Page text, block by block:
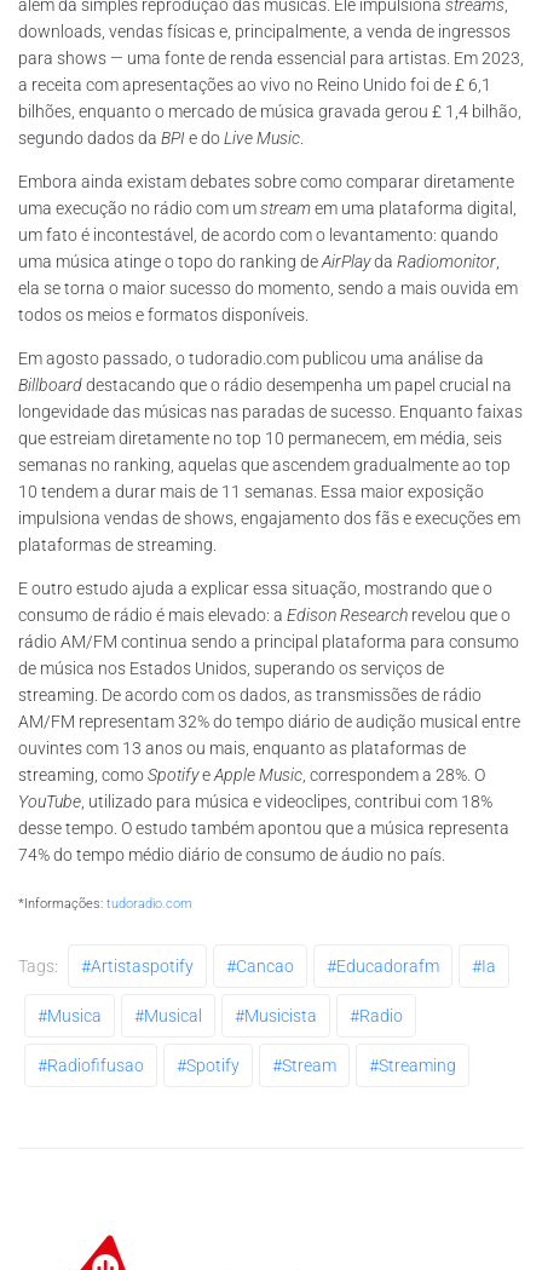
além da simples reprodução das músicas. Ele impulsiona streams
downloads, vendas físicas e, principalmente, a venda de ingressos
para shows — uma fonte de renda essencial para artistas. Em 2023,
a receita com apresentações ao vivo no Reino Unido foi de £ 6,1
bilhões, enquanto o mercado de música gravada gerou £ 1,4 bilhão,
segundo dados da BPIe doLive Music
Embora ainda existam debates sobre como comparar diretamente
uma execução no rádio com umstreamem uma plataforma digital,
um fato é incontestável, de acordo com o levantamento: quando
uma música atinge o topo do ranking deAirPlayda Radiomonitor
ela se torna o maior sucesso do momento, sendo a mais ouvida em
todos os meios e formatos disponíveis.
Em agosto passado, o tudoradio.com publicou uma análise da
Billboarddestacando que o rádio desempenha um papel crucial na
longevidade das músicas nas paradas de sucesso. Enquanto faixas
que estreiam diretamente no top 10 permanecem, em média, seis
semanas no ranking, aquelas que ascendem gradualmente ao top
10 tendem a durar mais de 11 semanas. Essa maior exposição
impulsiona vendas de shows, engajamento dos fãs e execuções em
plataformas de streaming.
E outro estudo ajuda a explicar essa situação, mostrando que o
consumo de rádio é mais elevado: a Edison Research revelou que o
rádio AM/FM continua sendo a principal plataforma para consumo
de música nos Estados Unidos, superando os serviços de
streaming. De acordo com os dados, as transmissões de rádio
AM/FM representam 32% do tempo diário de audição musical entre
ouvintes com 13 anos ou mais, enquanto as plataformas de
streaming, comoSpotifyeApple Music , correspondem a 28%. O
YouTube , utilizado para música e videoclipes, contribui com 18%
desse tempo. O estudo também apontou que a música representa
74% do tempo médio diário de consumo de áudio no país.
*Informações: tudoradio.com
Tags: #artistaspotify #cancao #educadorafm #ia
#musica #musical #musicista #radio
#radiofifusao #spotify #stream #streaming